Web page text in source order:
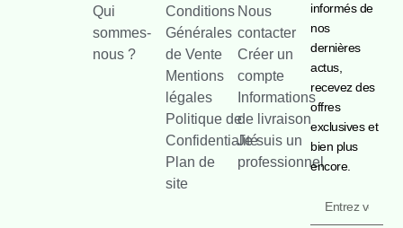
Qui
sommes-
nous ?
Conditions
Générales
de Vente
Mentions
légales
Politique de
Confidentialité
Plan de
site
Nous
contacter
Créer un
compte
Informations
de livraison
Je suis un
professionnel
informés de
nos
dernières
actus,
recevez des
offres
exclusives et
bien plus
encore.